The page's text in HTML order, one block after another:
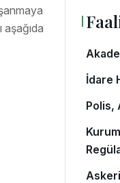
İdare
Polis,